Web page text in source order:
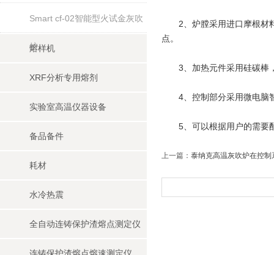
Smart cf-02智能型火试金灰吹
炉
熔样机
XRF分析专用熔剂
实验室高温仪器设备
备品备件
耗材
水冷热震
全自动连铸保护渣熔点测定仪
2、炉膛采用进口摩根材料
点。
3、加热元件采用硅碳棒
4、控制部分采用微电脑智
5、可以根据用户的需要
上一篇： 泰纳克高温灰吹炉在控